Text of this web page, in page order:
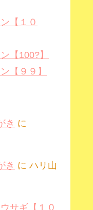
【１０
【100?】
【９９】
き に
き に ハリ山
サギ【１０